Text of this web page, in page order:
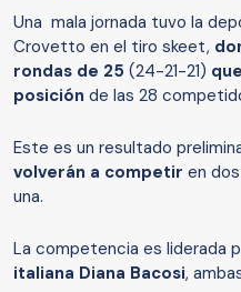
Una mala jornada tuvo la
Crovetto en el tiro skeet,
rondas de 25 (24-21-21)
posición de las 28
Este es un resultado
volverán a competir en
una.
La competencia es liderada
italiana Diana Bacosi,